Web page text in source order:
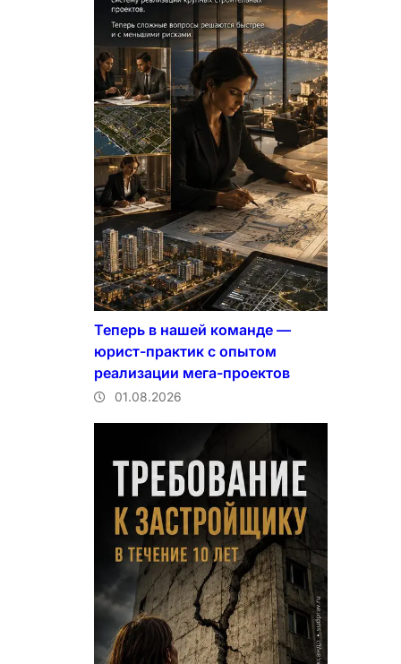
Теперь в нашей команде —
юрист-практик с опытом
реализации мега-проектов
01.08.2026